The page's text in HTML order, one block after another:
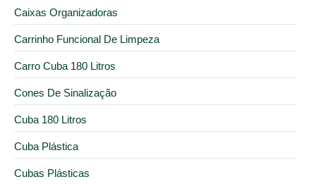
Caixas Organizadoras
Carrinho Funcional De Limpeza
Carro Cuba 180 Litros
Cones De Sinalização
Cuba 180 Litros
Cuba Plástica
Cubas Plásticas